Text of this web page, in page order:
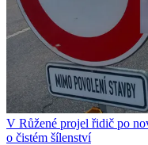
V Růžené projel řidič po
o čistém šílenství